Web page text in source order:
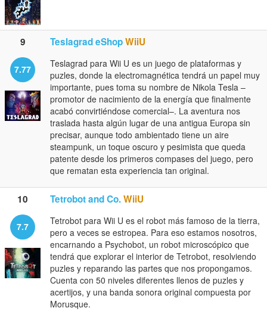
9 Teslagrad eShopWiiU
7.77
Teslagrad para Wii U es un juego de plataformas y
puzles, donde la electromagnética tendrá un papel muy
importante, pues toma su nombre de Nikola Tesla –
promotor de nacimiento de la energía que finalmente
acabó convirtiéndose comercial–. La aventura nos
traslada hasta algún lugar de una antigua Europa sin
precisar, aunque todo ambientado tiene un aire
steampunk, un toque oscuro y pesimista que queda
patente desde los primeros compases del juego, pero
que rematan esta experiencia tan original.
10 Tetrobot and Co.WiiU
7.7
Tetrobot para Wii U es el robot más famoso de la tierra,
pero a veces se estropea. Para eso estamos nosotros,
encarnando a Psychobot, un robot microscópico que
tendrá que explorar el interior de Tetrobot, resolviendo
puzles y reparando las partes que nos propongamos.
Cuenta con 50 niveles diferentes llenos de puzles y
acertijos, y una banda sonora original compuesta por
Morusque.